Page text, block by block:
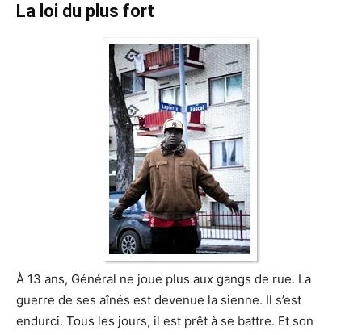
La loi du plus fort
À 13 ans, Général ne joue plus aux gangs de rue. La
guerre de ses aînés est devenue la sienne. Il s’est
endurci. Tous les jours, il est prêt à se battre. Et son